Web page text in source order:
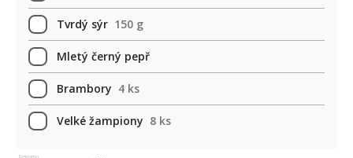
Tvrdý sýr 150 g
Mletý černý pepř
Brambory 4 ks
Velké žampiony 8 ks
Reklama